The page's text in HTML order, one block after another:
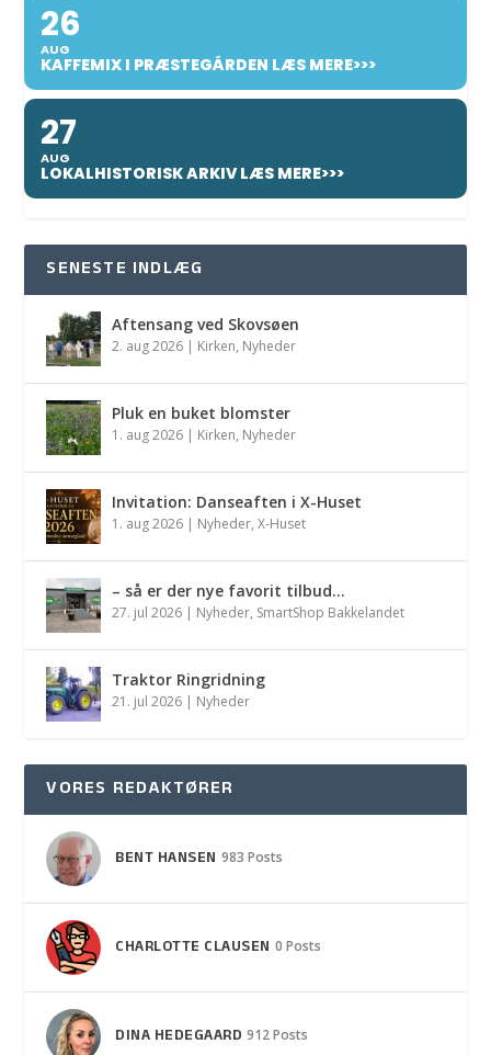
26
AUG
KAFFEMIX I PRÆSTEGÅRDEN LÆS MERE>>>
27
AUG
LOKALHISTORISK ARKIV LÆS MERE>>>
SENESTE INDLÆG
Aftensang ved Skovsøen
2. aug 2026 | Kirken, Nyheder
Pluk en buket blomster
1. aug 2026 | Kirken, Nyheder
Invitation: Danseaften i X-Huset
1. aug 2026 | Nyheder,X-Huset
– så er der nye favorit tilbud…
27. jul 2026 | Nyheder, SmartShop Bakkelandet
Traktor Ringridning
21. jul 2026 | Nyheder
VORES REDAKTØRER
BENT HANSEN 983 Posts
CHARLOTTE CLAUSEN 0 Posts
DINA HEDEGAARD 912 Posts